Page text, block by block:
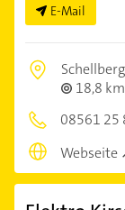
E-Mail
18,8 km
08561 25
Webseite